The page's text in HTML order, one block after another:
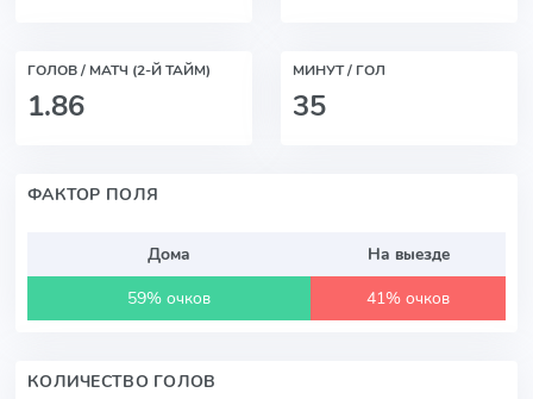
ГОЛОВ / МАТЧ (2-Й ТАЙМ)
1.86
МИНУТ / ГОЛ
35
ФАКТОР ПОЛЯ
Дома
На выезде
59% очков
41% очков
КОЛИЧЕСТВО ГОЛОВ